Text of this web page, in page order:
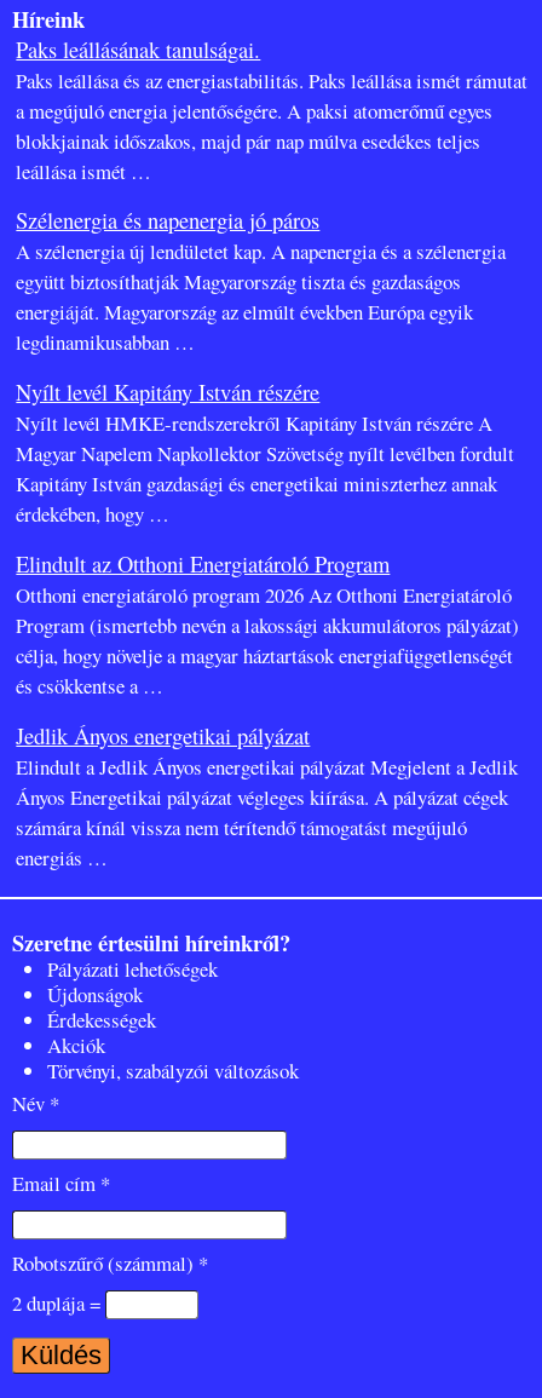
Híreink
Paks leállásának tanulságai.
Paks leállása és az energiastabilitás. Paks leállása ismét rámutat
a megújuló energia jelentőségére. A paksi atomerőmű egyes
blokkjainak időszakos, majd pár nap múlva esedékes teljes
leállása ismét …
Szélenergia és napenergia jó páros
A szélenergia új lendületet kap. A napenergia és a szélenergia
együtt biztosíthatják Magyarország tiszta és gazdaságos
energiáját. Magyarország az elmúlt években Európa egyik
legdinamikusabban …
Nyílt levél Kapitány István részére
Nyílt levél HMKE-rendszerekről Kapitány István részére A
Magyar Napelem Napkollektor Szövetség nyílt levélben fordult
Kapitány István gazdasági és energetikai miniszterhez annak
érdekében, hogy …
Elindult az Otthoni Energiatároló Program
Otthoni energiatároló program 2026 Az Otthoni Energiatároló
Program (ismertebb nevén a lakossági akkumulátoros pályázat)
célja, hogy növelje a magyar háztartások energiafüggetlenségét
és csökkentse a …
Jedlik Ányos energetikai pályázat
Elindult a Jedlik Ányos energetikai pályázat Megjelent a Jedlik
Ányos Energetikai pályázat végleges kiírása. A pályázat cégek
számára kínál vissza nem térítendő támogatást megújuló
energiás …
Szeretne értesülni híreinkről?
Pályázati lehetőségek
Újdonságok
Érdekességek
Akciók
Törvényi, szabályzói változások
Név *
Email cím *
Robotszűrő (számmal) *
2 duplája =